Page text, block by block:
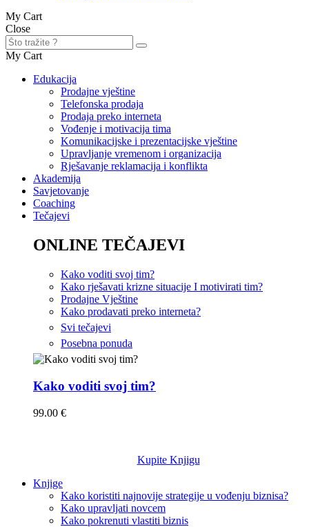
My Cart
Close
My Cart
Edukacija
Prodajne vještine
Telefonska prodaja
Prodaja preko interneta
Vođenje i motivacija tima
Komunikacijske i prezentacijske vještine
Upravljanje vremenom i organizacija
Rješavanje reklamacija i konflikta
Akademija
Savjetovanje
Coaching
Tečajevi
ONLINE TEČAJEVI
Kako voditi svoj tim?
Kako rješavati krizne situacije I motivirati tim?
Prodajne Vještine
Kako prodavati preko interneta?
Svi tečajevi
Posebna ponuda
Kako voditi svoj tim?
99.00 €
Kupite Knjigu
Knjige
Kako koristiti najnovije strategije u vođenju biznisa?
Kako upravljati novcem
Kako pokrenuti vlastiti biznis